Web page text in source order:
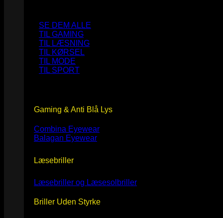
SE DEM ALLE
TIL GAMING
TIL LÆSNING
TIL KØRSEL
TIL MODE
TIL SPORT
Gaming & Anti Blå Lys
Combina Eyewear
Balagan Eyewear
Læsebriller
Læsebriller og Læsesolbriller
Briller Uden Styrke